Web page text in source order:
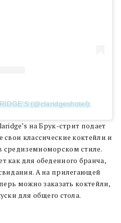
(@claridgeshotel)
на Брук-стрит подает
свои классические коктейли и
средиземноморском стиле.
как для обеденного бранча,
А на прилегающей
можно заказать коктейли,
для общего стола.